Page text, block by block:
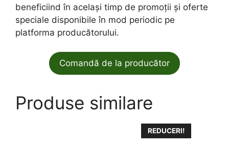
beneficiind în același timp de promoții și oferte
speciale disponibile în mod periodic pe
platforma producătorului.
Comandă de la producător
Produse similare
REDUCERI!